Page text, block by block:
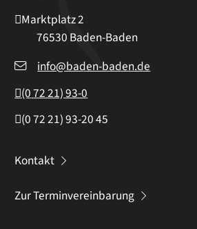
Marktplatz 2
76530 Baden-Baden
info@baden-baden.de
(07221) 93-0
(07221) 93-2045
Kontakt
Zur Terminvereinbarung